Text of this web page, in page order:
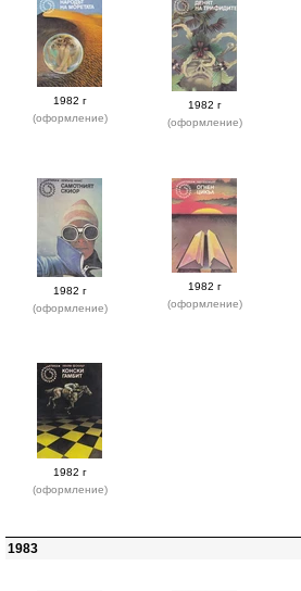
1982 г
(оформление)
1982 г
(оформление)
1982 г
(оформление)
1982 г
(оформление)
1982 г
(оформление)
1983